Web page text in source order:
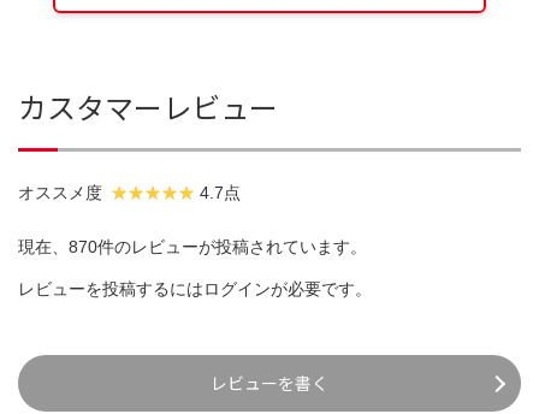
カスタマーレビュー
オススメ度 4.7点
現在、870件のレビューが投稿されています。
レビューを投稿するにはログインが必要です。
レビューを書く